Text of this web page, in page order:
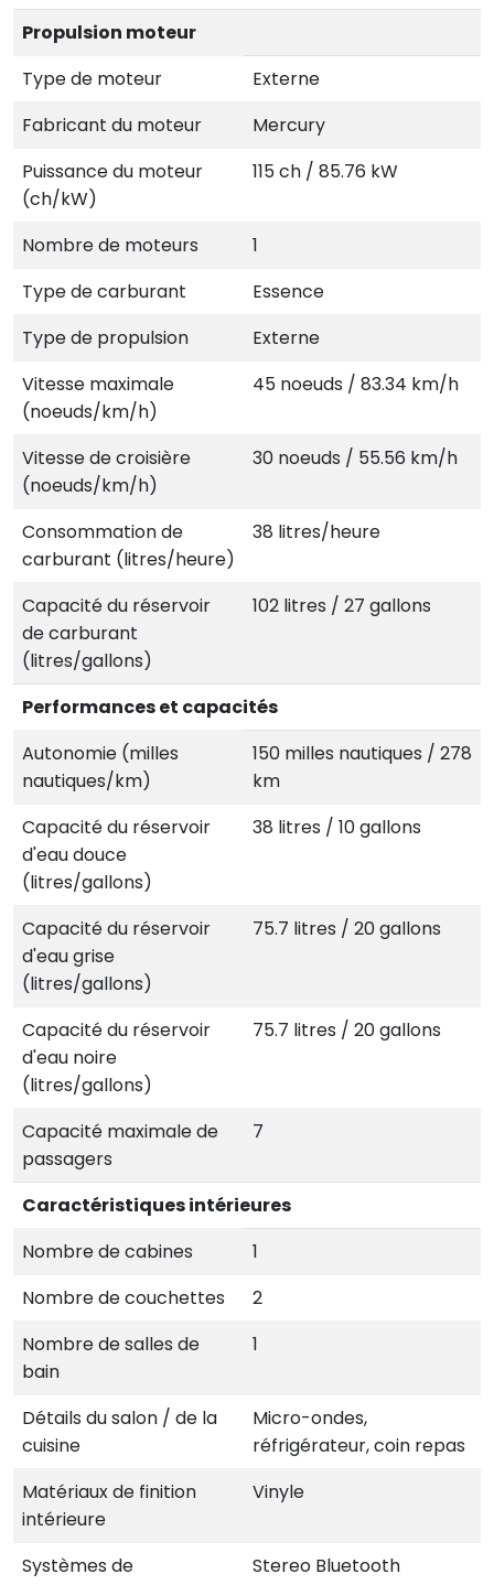
Propulsion moteur
Type de moteur
Externe
Fabricant du moteur
Mercury
Puissance du moteur
(ch/kW)
115 ch / 85.76 kW
Nombre de moteurs
1
Type de carburant
Essence
Type de propulsion
Externe
Vitesse maximale
(noeuds/km/h)
45 noeuds / 83.34 km/h
Vitesse de croisière
(noeuds/km/h)
30 noeuds / 55.56 km/h
Consommation de
carburant (litres/heure)
38 litres/heure
Capacité du réservoir
de carburant
(litres/gallons)
102 litres / 27 gallons
Performances et capacités
Autonomie (milles
nautiques/km)
150 milles nautiques / 278
km
Capacité du réservoir
d'eau douce
(litres/gallons)
38 litres / 10 gallons
Capacité du réservoir
d'eau grise
(litres/gallons)
75.7 litres / 20 gallons
Capacité du réservoir
d'eau noire
(litres/gallons)
75.7 litres / 20 gallons
Capacité maximale de
passagers
7
Caractéristiques intérieures
Nombre de cabines
1
Nombre de couchettes
2
Nombre de salles de
bain
1
Détails du salon / de la
cuisine
Micro-ondes,
réfrigérateur, coin repas
Matériaux de finition
intérieure
Vinyle
Systèmes de
Stereo Bluetooth